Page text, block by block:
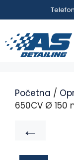
Početna /
650CV Ø
←